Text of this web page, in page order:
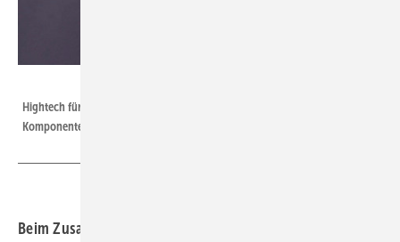
Hightech für den Heizungskeller! Im Bild seht ihr die einzelnen
Komponenten für einen Brennstoffzellen Stapel (Stack)
Beim Zusammenbringen von Flüssigkeiten oder Gasen